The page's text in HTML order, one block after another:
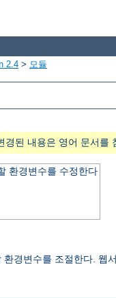
2.4 > 모듈
된 내용은 영어 문서를
환경변수를 수정한다
경변수를 조절한다.